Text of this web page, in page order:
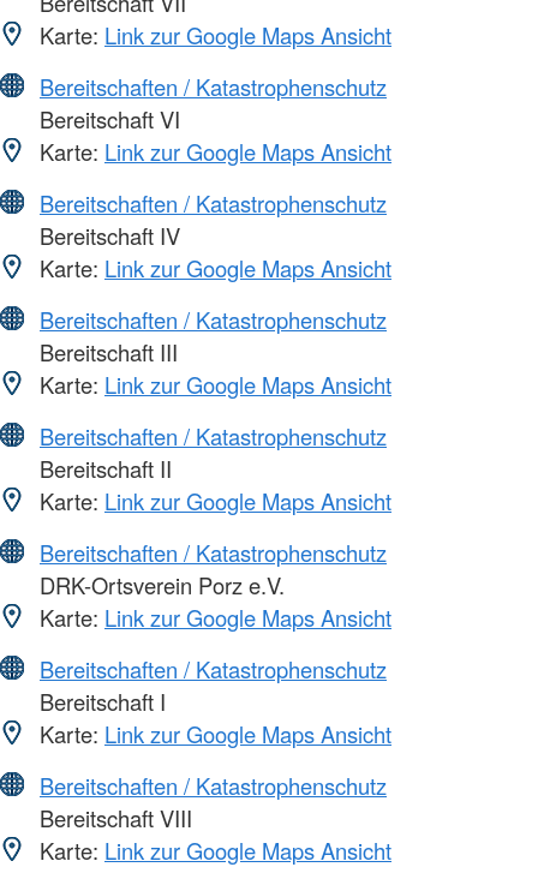
Karte: Link zur Google Maps Ansicht
Bereitschaften / Katastrophenschutz
Bereitschaft VI
Karte: Link zur Google Maps Ansicht
Bereitschaften / Katastrophenschutz
Bereitschaft IV
Karte: Link zur Google Maps Ansicht
Bereitschaften / Katastrophenschutz
Bereitschaft III
Karte: Link zur Google Maps Ansicht
Bereitschaften / Katastrophenschutz
Bereitschaft II
Karte: Link zur Google Maps Ansicht
Bereitschaften / Katastrophenschutz
DRK-Ortsverein Porz e.V.
Karte: Link zur Google Maps Ansicht
Bereitschaften / Katastrophenschutz
Bereitschaft I
Karte: Link zur Google Maps Ansicht
Bereitschaften / Katastrophenschutz
Bereitschaft VIII
Karte: Link zur Google Maps Ansicht